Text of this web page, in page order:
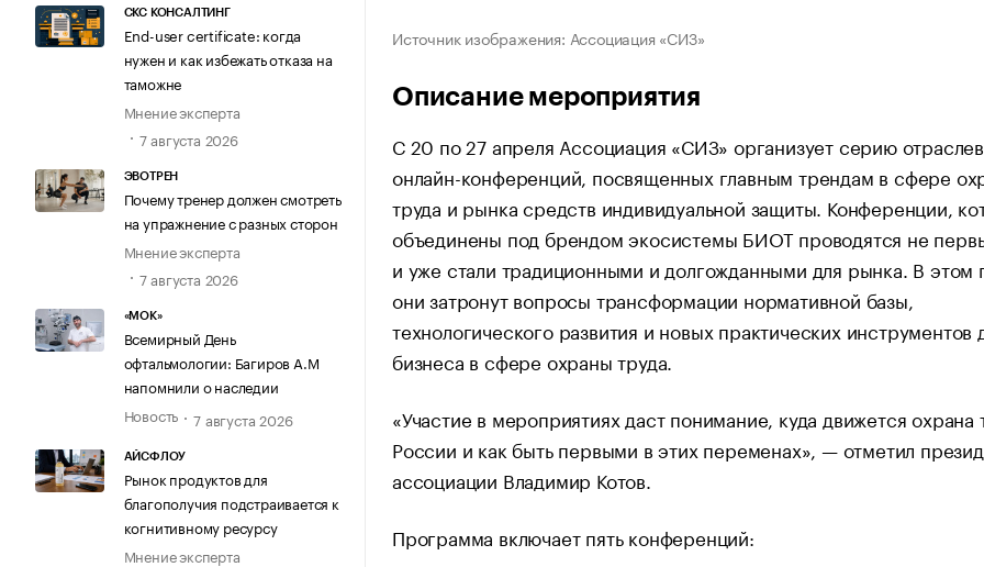
СКС КОНСАЛТИНГ
End-user certificate: когда
нужен и как избежать отказа на
таможне
Мнение эксперта
7 августа 2026
ЭВОТРЕН
Почему тренер должен смотреть
на упражнение с разных сторон
Мнение эксперта
7 августа 2026
«МОК»
Всемирный День
офтальмологии: Багиров А.М
напомнили о наследии
Новость
7 августа 2026
АЙСФЛОУ
Рынок продуктов для
благополучия подстраивается к
когнитивному ресурсу
Мнение эксперта
Источник изображения: Ассоциация «СИЗ»
Описание мероприятия
С 20 по 27 апреля Ассоциация «СИЗ» организует серию
онлайн-конференций, посвященных главным трендам в сфере
труда и рынка средств индивидуальной защиты. Конференции,
объединены под брендом экосистемы БИОТ проводятся не
и уже стали традиционными и долгожданными для рынка. В этом
они затронут вопросы трансформации нормативной базы,
технологического развития и новых практических инструментов
бизнеса в сфере охраны труда.
«Участие в мероприятиях даст понимание, куда движется охрана
России и как быть первыми в этих переменах», — отметил
ассоциации Владимир Котов.
Программа включает пять конференций: